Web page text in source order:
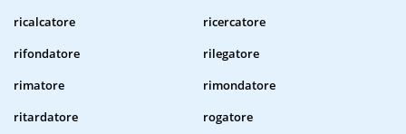
ricalcatore
ricercatore
rifondatore
rilegatore
rimatore
rimondatore
ritardatore
rogatore